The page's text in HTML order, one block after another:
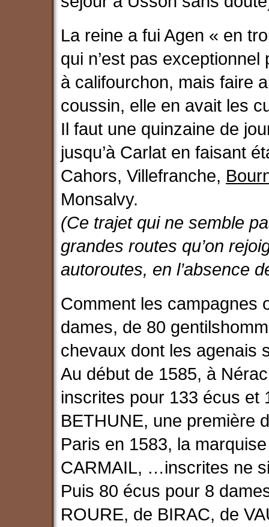
La reine a fui Agen « en
qui n’est pas
à califourchon, mais faire
coussin, elle en avait les
Il faut une quinzaine de
jusqu’à Carlat en faisant
Cahors, Villefranche,
Monsalvy.
(Ce trajet qui ne semble
grandes routes qu’on
autoroutes, en l’absence
Comment les campagnes
dames, de 80
chevaux dont les agenais
Au début de 1585, à
inscrites pour 133 écus et
BETHUNE, une première
Paris en 1583, la
CARMAIL, …inscrites ne
Puis 80 écus pour 8
ROURE, de BIRAC, de